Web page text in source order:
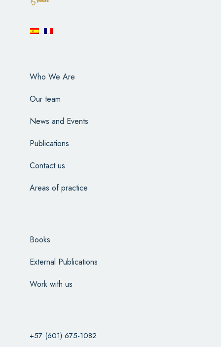
Who We Are
Our team
News and Events
Publications
Contact us
Areas of practice
Books
External Publications
Work with us
+57 (601) 675-1082